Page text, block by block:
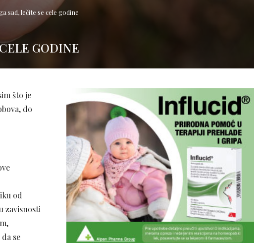
sad, lečite se cele godine
GODINE
što je
do
od
zavisnosti
se